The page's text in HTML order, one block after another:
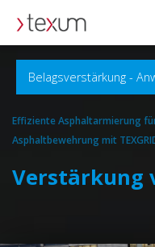
Belagsverstärkung -
Effiziente Asphaltarmierung
Asphaltbewehrung mit
Verstärkung